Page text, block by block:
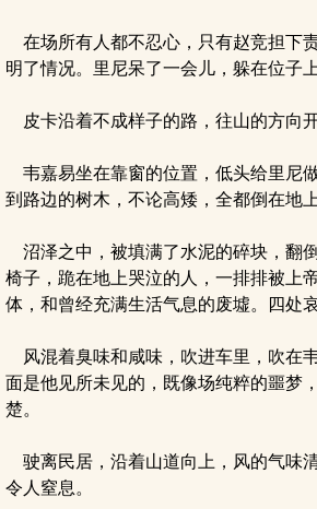
在场所有人都不忍心，只有赵竞担下
明了情况。里尼呆了一会儿，躲在位子
皮卡沿着不成样子的路，往山的方向开
韦嘉易坐在靠窗的位置，低头给里尼
到路边的树木，不论高矮，全都倒在地上
沼泽之中，被填满了水泥的碎块，翻
椅子，跪在地上哭泣的人，一排排被上
体，和曾经充满生活气息的废墟。四处
风混着臭味和咸味，吹进车里，吹在
面是他见所未见的，既像场纯粹的噩梦
楚。
驶离民居，沿着山道向上，风的气味
令人窒息。